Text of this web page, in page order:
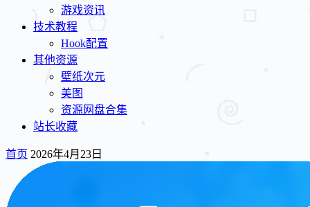
游戏资讯
技术教程
Hook配置
其他资源
壁纸次元
美图
资源网盘合集
站长收藏
首页 2026年4月23日